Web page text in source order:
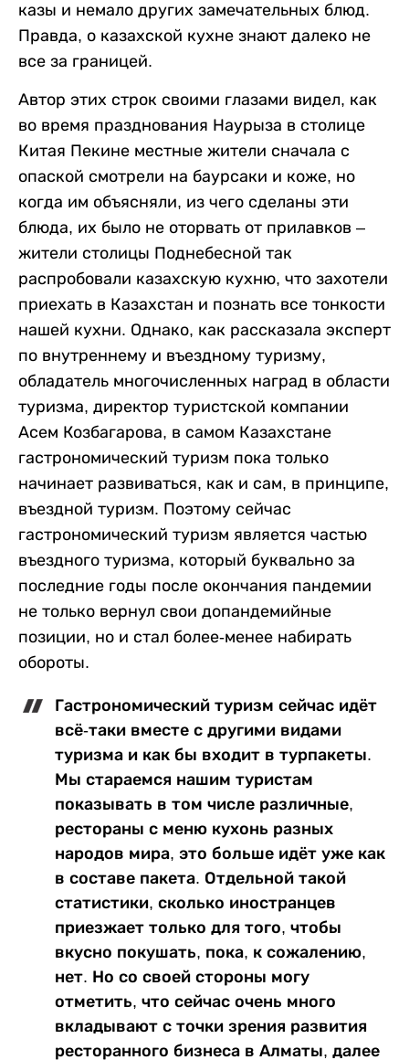
казы и немало других замечательных блюд.
Правда, о казахской кухне знают далеко не
все за границей.
Автор этих строк своими глазами видел, как
во время празднования Наурыза в столице
Китая Пекине местные жители сначала с
опаской смотрели на баурсаки и коже, но
когда им объясняли, из чего сделаны эти
блюда, их было не оторвать от прилавков –
жители столицы Поднебесной так
распробовали казахскую кухню, что захотели
приехать в Казахстан и познать все тонкости
нашей кухни. Однако, как рассказала эксперт
по внутреннему и въездному туризму,
обладатель многочисленных наград в области
туризма, директор туристской компании
Асем Козбагарова, в самом Казахстане
гастрономический туризм пока только
начинает развиваться, как и сам, в принципе,
въездной туризм. Поэтому сейчас
гастрономический туризм является частью
въездного туризма, который буквально за
последние годы после окончания пандемии
не только вернул свои допандемийные
позиции, но и стал более-менее набирать
обороты.
Гастрономический туризм сейчас идёт
всё-таки вместе с другими видами
туризма и как бы входит в турпакеты.
Мы стараемся нашим туристам
показывать в том числе различные,
рестораны с меню кухонь разных
народов мира, это больше идёт уже как
в составе пакета. Отдельной такой
статистики, сколько иностранцев
приезжает только для того, чтобы
вкусно покушать, пока, к сожалению,
нет. Но со своей стороны могу
отметить, что сейчас очень много
вкладывают с точки зрения развития
ресторанного бизнеса в Алматы, далее